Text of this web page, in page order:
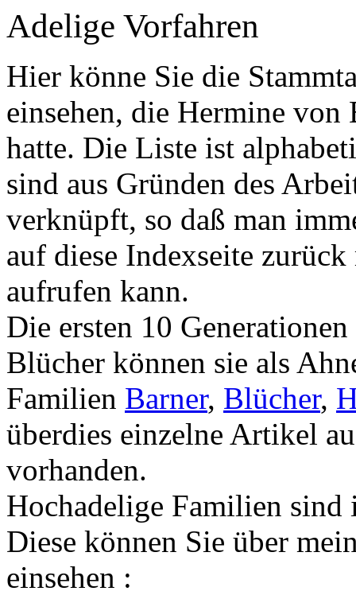
Adelige Vorfahren
Hier könne Sie die
einsehen, die Hermine
hatte. Die Liste ist
sind aus Gründen des
verknüpft, so daß man
auf diese Indexseite
aufrufen kann.
Die ersten 10
Blücher können sie als
Familien Barner, Blücher,
überdies einzelne Artikel
vorhanden.
Hochadelige Familien
Diese können Sie über
einsehen :